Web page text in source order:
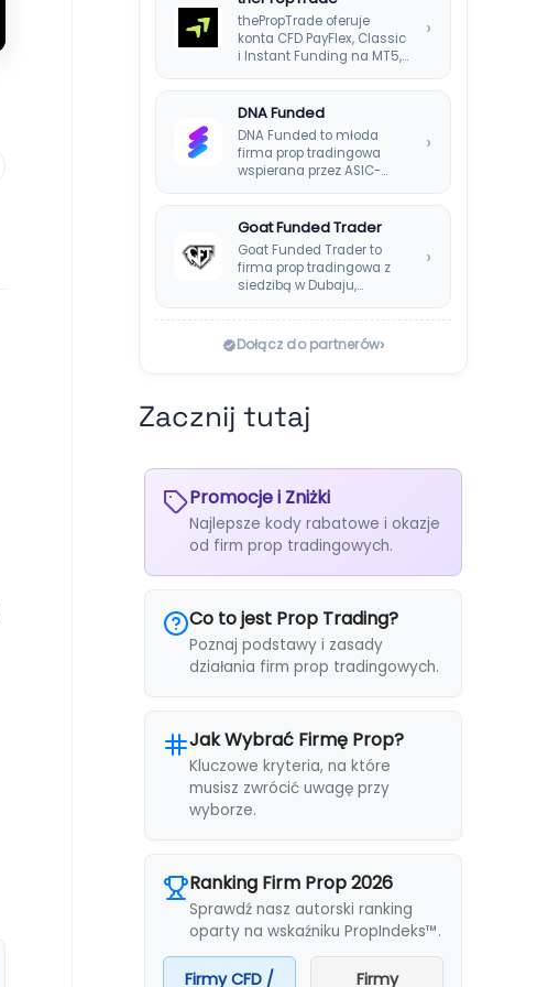
thePropTrade oferuje
konta CFD PayFlex, Classic
i Instant Funding na MT5,
›
DNA Funded
DNA Funded to młoda
firma prop tradingowa
wspierana przez ASIC-
DNA Markets. Oferuje…
›
Goat Funded Trader
Goat Funded Trader to
firma prop tradingowa z
siedzibą w Dubaju,
›
Dołącz do partnerów›
Zacznij tutaj
Promocje i Zniżki
Najlepsze kody rabatowe i okazje
od firm prop tradingowych.
Co to jest Prop Trading?
Poznaj podstawy i zasady
działania firm prop tradingowych.
Jak Wybrać Firmę Prop?
Kluczowe kryteria, na które
musisz zwrócić uwagę przy
wyborze.
Ranking Firm Prop 2026
Sprawdź nasz autorski ranking
oparty na wskaźniku PropIndeks™.
Firmy CFD / Firmy